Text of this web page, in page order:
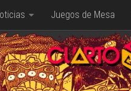
Juegos de Mesa